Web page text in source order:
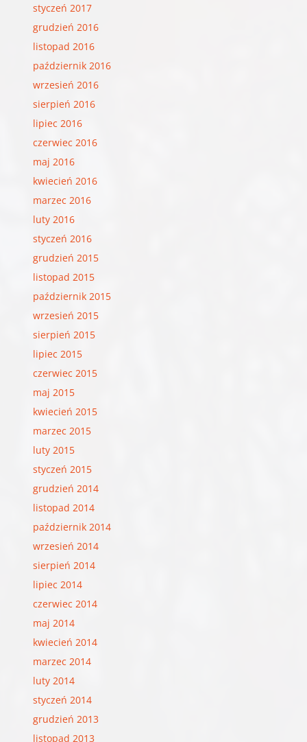
styczeń 2017
grudzień 2016
listopad 2016
październik 2016
wrzesień 2016
sierpień 2016
lipiec 2016
czerwiec 2016
maj 2016
kwiecień 2016
marzec 2016
luty 2016
styczeń 2016
grudzień 2015
listopad 2015
październik 2015
wrzesień 2015
sierpień 2015
lipiec 2015
czerwiec 2015
maj 2015
kwiecień 2015
marzec 2015
luty 2015
styczeń 2015
grudzień 2014
listopad 2014
październik 2014
wrzesień 2014
sierpień 2014
lipiec 2014
czerwiec 2014
maj 2014
kwiecień 2014
marzec 2014
luty 2014
styczeń 2014
grudzień 2013
listopad 2013